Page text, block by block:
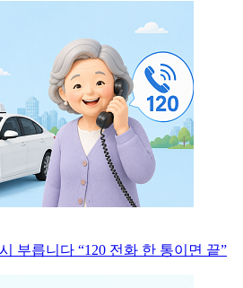
부릅니다 “120 전화 한 통이면 끝”